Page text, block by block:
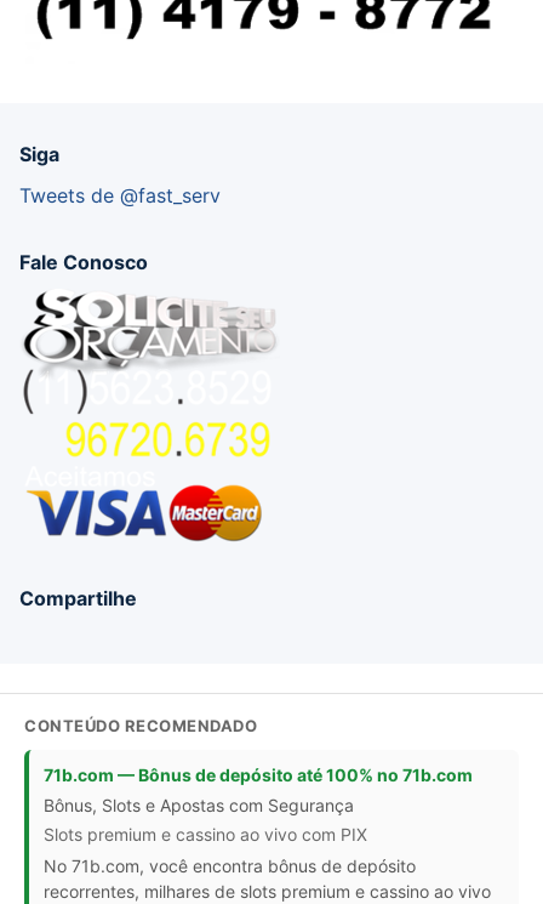
Siga
Tweets de @fast_serv
Fale Conosco
Compartilhe
CONTEÚDO RECOMENDADO
71b.com — Bônus de depósito até 100% no 71b.com
Bônus, Slots e Apostas com Segurança
Slots premium e cassino ao vivo com PIX
No 71b.com, você encontra bônus de depósito
recorrentes, milhares de slots premium e cassino ao vivo